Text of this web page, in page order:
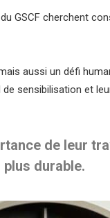
GSCF cherchent
aussi un défi
sensibilisation et
de leur
plus durable.